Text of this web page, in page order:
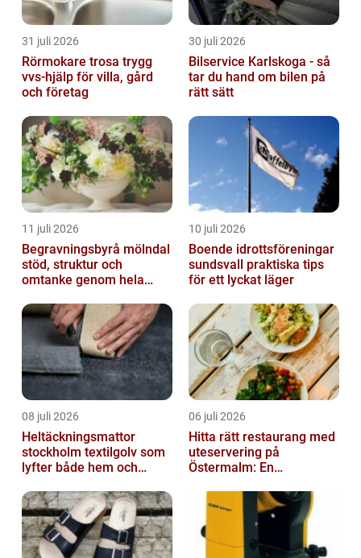
31 juli 2026
Rörmokare trosa trygg
vvs-hjälp för villa, gård
och företag
30 juli 2026
Bilservice Karlskoga - så
tar du hand om bilen på
rätt sätt
11 juli 2026
Begravningsbyrå mölndal
stöd, struktur och
omtanke genom hela
10 juli 2026
Boende idrottsföreningar
sundsvall praktiska tips
för ett lyckat läger
08 juli 2026
Heltäckningsmattor
stockholm textilgolv som
lyfter både hem och
06 juli 2026
Hitta rätt restaurang med
uteservering på
Östermalm: En
i solen